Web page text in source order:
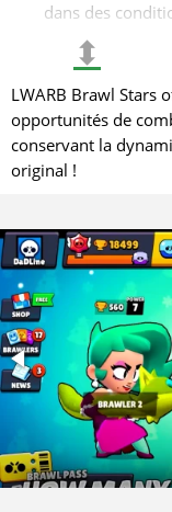
dans des
première place ;
Une interface
facilitant la
et les
Des ajouts de
⬍
LWARB Brawl Stars
opportunités de
conservant la
original !